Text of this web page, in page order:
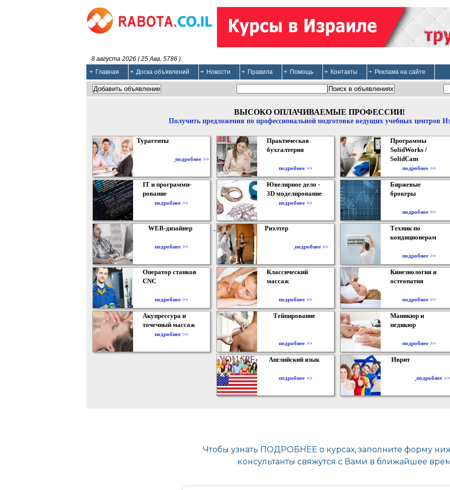
8 августа 2026 ( 25 Ава, 5786 ).
Главная
Доска объявлений Новости Правила Помощь Контакты Реклама на сайте
ВЫСОКО ОПЛАЧИВАЕМЫЕ ПРОФЕССИИ!
Получить предложения по профессиональной подготовке ведущих учебных центров
Турагенты
подробнее >>
Практическая
бухгалтерия
подробнее >>
Программы
SolidWorks /
SolidCam
подробнее >>
IT и программи-
рование
подробнее >>
Ювелирное дело -
3D моделирование
подробнее >>
Биржевые
брокеры
подробнее >>
WEB-дизайнер
подробнее >>
Риэлтер
подробнее >>
Техник по
кондиционерам
подробнее >>
Оператор станков
CNC
подробнее >>
Классический
массаж
подробнее >>
Кинезиология и
остеопатия
подробнее >>
Акупрессура и
точечный массаж
подробнее >>
Тейпирование
подробнее >>
Маникюр и
педикюр
подробнее >>
Английский язык
подробнее >>
Иврит
подробнее >>